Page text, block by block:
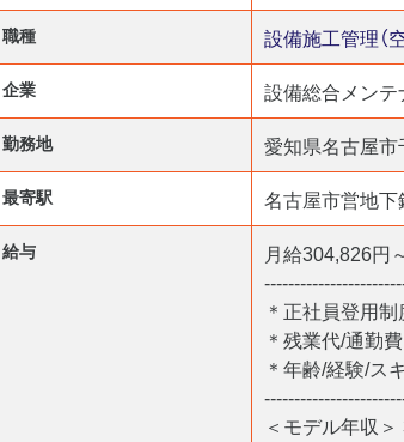
職種 設備施工管理（
企業 設備総合メン
勤務地 愛知県名古屋
最寄駅 名古屋市営地下
給与
月給304,826円
＊正社員登用制
＊残業代/通勤
＊年齢/経験/ス
＜モデル年収